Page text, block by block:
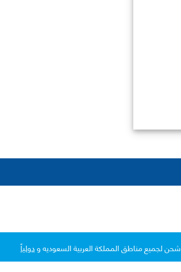
شحن لجميع مناطق المملكة العربية السعوديه ودولياً